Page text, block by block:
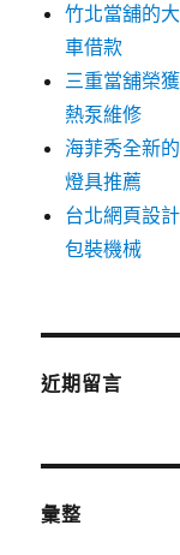
竹北當舖的
車借款
三重當舖榮
熱泵維修
海菲秀全新
燈具推薦
台北網頁設
包裝機械
近期留言
彙整